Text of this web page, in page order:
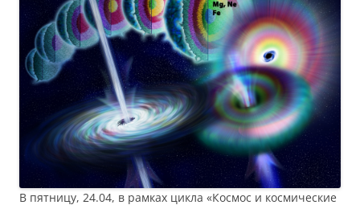
В пятницу, 24.04, в рамках цикла «Космос и космические